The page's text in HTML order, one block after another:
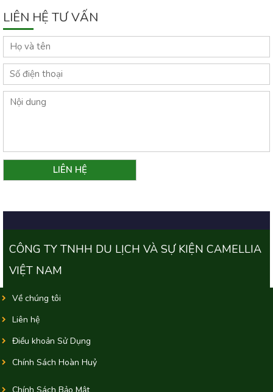
LIÊN HỆ TƯ VẤN
CÔNG TY TNHH DU LỊCH VÀ SỰ KIỆN CAMELLIA
VIỆT NAM
Về chúng tôi
Liên hệ
Điều khoản Sử Dụng
Chính Sách Hoàn Huỷ